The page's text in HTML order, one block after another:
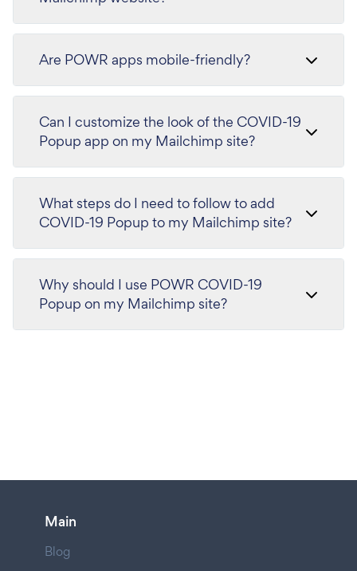
Are POWR apps mobile-friendly?
Can I customize the look of the COVID-19
Popup app on my Mailchimp site?
What steps do I need to follow to add
COVID-19 Popup to my Mailchimp site?
Why should I use POWR COVID-19
Popup on my Mailchimp site?
Main
Blog